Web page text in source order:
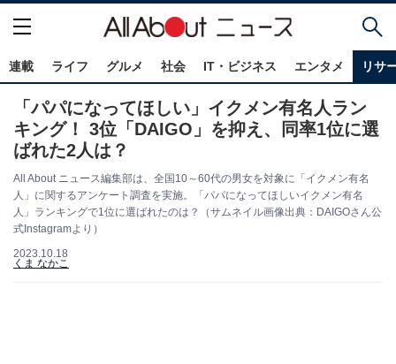
連載 ライフ グルメ 社会 IT・ビジネス エンタメ リサ
「パパになってほしい」イクメン有名人ラン
キング！ 3位「DAIGO」を抑え、同率1位に選
ばれた2人は？
All About ニュース編集部は、全国10～60代の男女を対象に「イクメン有名
人」に関するアンケート調査を実施。「パパになってほしいイクメン有名
人」ランキングで1位に選ばれたのは？（サムネイル画像出典：DAIGOさん公
式Instagramより）
2023.10.18
くま なかこ